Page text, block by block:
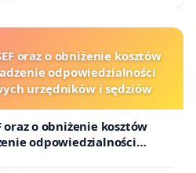
oraz o obniżenie kosztów
odpowiedzialności
urzędników i sędziów
oraz o obniżenie kosztów
odpowiedzialności
i sędziów